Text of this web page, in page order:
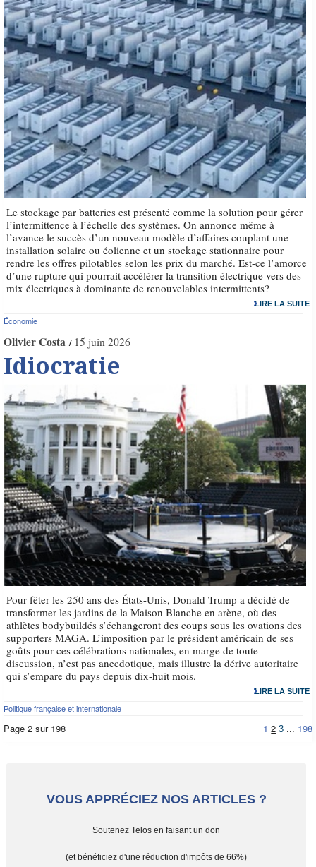
Le stockage par batteries est présenté comme la solution pour gérer
l’intermittence à l’échelle des systèmes. On annonce même à
l’avance le succès d’un nouveau modèle d’affaires couplant une
installation solaire ou éolienne et un stockage stationnaire pour
rendre les offres pilotables selon les prix du marché. Est-ce l’amorce
d’une rupture qui pourrait accélérer la transition électrique vers des
mix électriques à dominante de renouvelables intermittents?
LIRE LA SUITE
Économie
Olivier Costa 15 juin 2026
Idiocratie
Pour fêter les 250 ans des États-Unis, Donald Trump a décidé de
transformer les jardins de la Maison Blanche en arène, où des
athlètes bodybuildés s’échangeront des coups sous les ovations des
supporters MAGA. L’imposition par le président américain de ses
goûts pour ces célébrations nationales, en marge de toute
discussion, n’est pas anecdotique, mais illustre la dérive autoritaire
qui s’empare du pays depuis dix-huit mois.
LIRE LA SUITE
Politique française et internationale
Page 2 sur 198 12 3 ... 198
VOUS APPRÉCIEZ NOS ARTICLES ?
Soutenez Telos en faisant un don
(et bénéficiez d'une réduction d'impôts de 66%)